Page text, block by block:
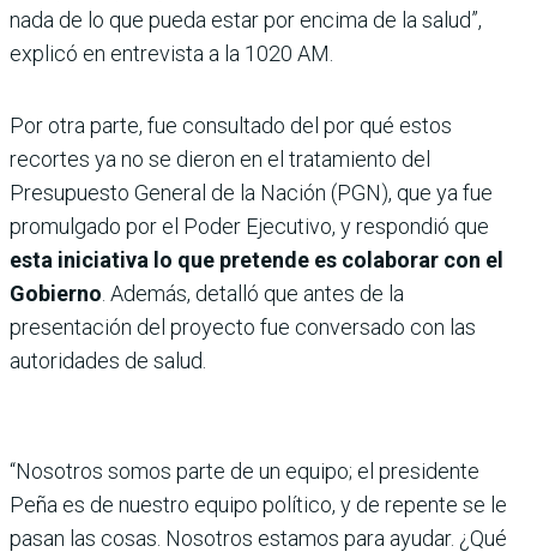
nada de lo que pueda estar por encima de la salud”,
explicó en entrevista a la 1020 AM.
Por otra parte, fue consultado del por qué estos
recortes ya no se dieron en el tratamiento del
Presupuesto General de la Nación (PGN), que ya fue
promulgado por el Poder Ejecutivo, y respondió que
esta iniciativa lo que pretende es colaborar con el
Gobierno . Además, detalló que antes de la
presentación del proyecto fue conversado con las
autoridades de salud.
“Nosotros somos parte de un equipo; el presidente
Peña es de nuestro equipo político, y de repente se le
pasan las cosas. Nosotros estamos para ayudar. ¿Qué